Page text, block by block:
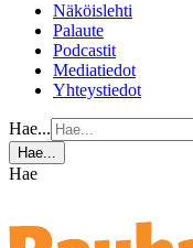
Näköislehti
Palaute
Podcastit
Mediatiedot
Yhteystiedot
Hae...
Hae...
Hae